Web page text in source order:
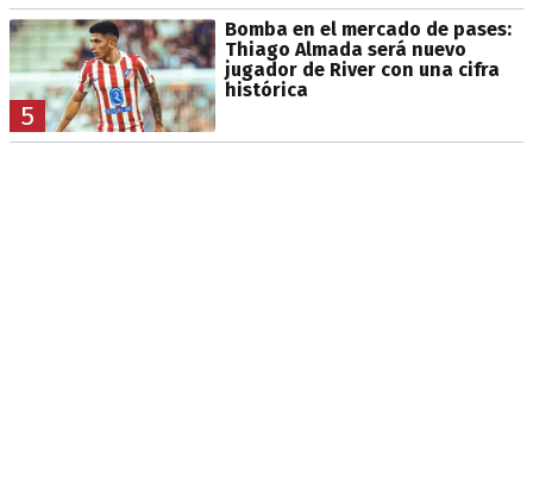
5
Bomba en el mercado de pases:
Thiago Almada será nuevo
jugador de River con una cifra
histórica